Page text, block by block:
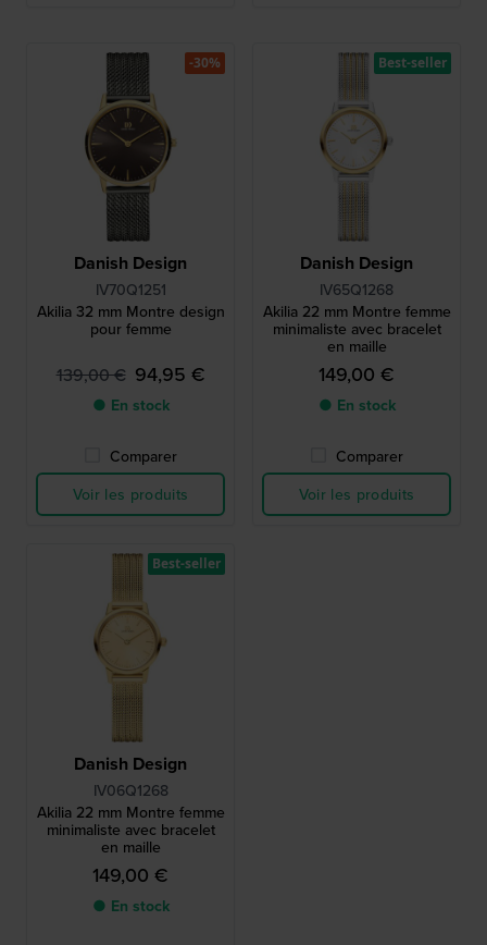
Danish Design
IV70Q1251
Akilia 32 mm Montre design
pour femme
139,00 € 94,95 €
● En stock
Comparer
Voir les produits
-30%
Danish Design
IV65Q1268
Akilia 22 mm Montre femme
minimaliste avec bracelet
en maille
149,00 €
● En stock
Comparer
Voir les produits
Best-seller
Danish Design
IV06Q1268
Akilia 22 mm Montre femme
minimaliste avec bracelet
en maille
149,00 €
● En stock
Best-seller